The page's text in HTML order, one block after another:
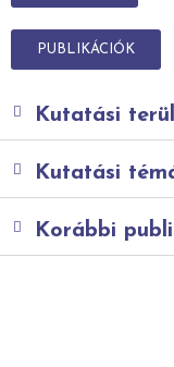
PUBLIKÁCIÓK
Kutatási
Kutatási
Korábbi